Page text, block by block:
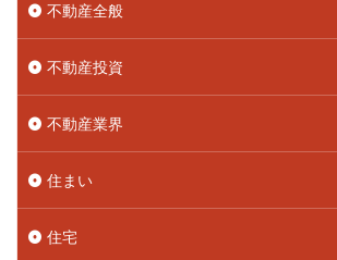
不動産全般
不動産投資
不動産業界
住まい
住宅